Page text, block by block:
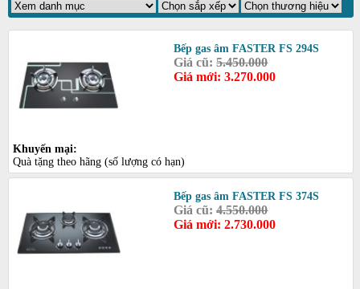
Bếp gas âm FASTER FS 294S
Giá cũ:5.450.000
Giá mới: 3.270.000
Khuyến mại:
Quà tặng theo hãng (số lượng có hạn)
Bếp gas âm FASTER FS 374S
Giá cũ:4.550.000
Giá mới: 2.730.000